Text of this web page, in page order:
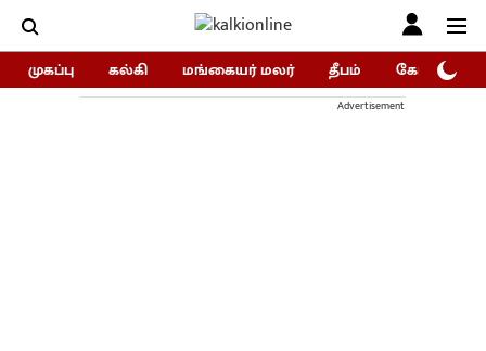
முகப்பு கல்கி மங்கையர் மலர் தீபம் கோகுலம்/
Advertisement